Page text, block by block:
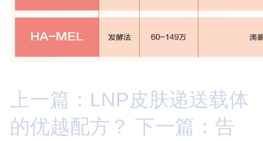
上一篇：LNP皮肤递送载体
的优越配方？ 下一篇：告